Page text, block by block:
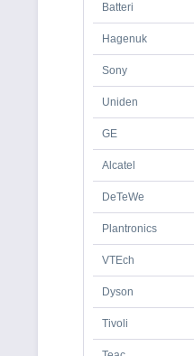
Batteri
Hagenuk
Sony
Uniden
GE
Alcatel
DeTeWe
Plantronics
VTEch
Dyson
Tivoli